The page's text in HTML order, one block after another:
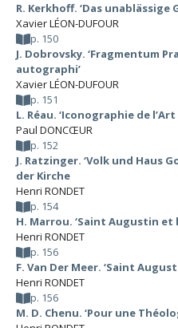
R. Kerkhoff. ‘Das unablässige
Xavier LÉON-DUFOUR
p. 150
J. Dobrovsky. ‘Fragmentum
autographi’
Xavier LÉON-DUFOUR
p. 151
L. Réau. ‘Iconographie de
Paul DONCŒUR
p. 152
J. Ratzinger. ‘Volk und Haus
der Kirche
Henri RONDET
p. 154
H. Marrou. ‘Saint Augustin et
Henri RONDET
p. 156
F. Van Der Meer. ‘Saint
Henri RONDET
p. 156
M. D. Chenu. ‘Pour une